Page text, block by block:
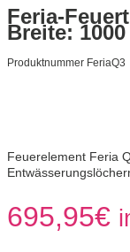
Feria-
Breite:
Produktnummer FeriaQ3
Feuerelement Feria
695,95€